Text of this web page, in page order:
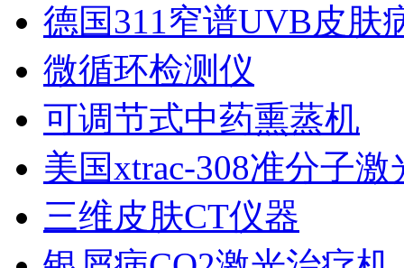
德国311窄谱UVB皮肤
微循环检测仪
可调节式中药熏蒸机
美国xtrac-308准分子
三维皮肤CT仪器